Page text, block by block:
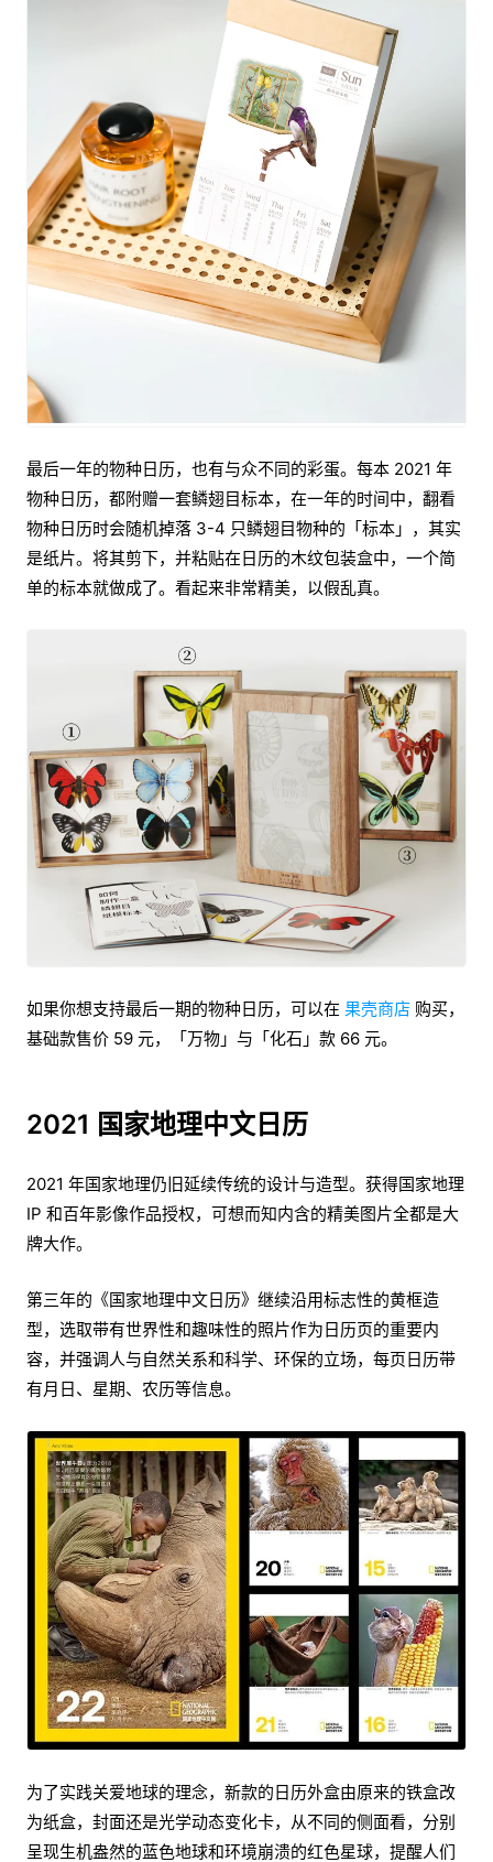
最后一年的物种日历，也有与众不同的彩蛋。每本 2021 年
物种日历，都附赠一套鳞翅目标本，在一年的时间中，翻看
物种日历时会随机掉落 3-4 只鳞翅目物种的「标本」，其实
是纸片。将其剪下，并粘贴在日历的木纹包装盒中，一个简
单的标本就做成了。看起来非常精美，以假乱真。
如果你想支持最后一期的物种日历，可以在 果壳商店 购买，
基础款售价 59 元，「万物」与「化石」款 66 元。
2021 国家地理中文日历
2021 年国家地理仍旧延续传统的设计与造型。获得国家地理
IP 和百年影像作品授权，可想而知内含的精美图片全都是大
牌大作。
第三年的《国家地理中文日历》继续沿用标志性的黄框造
型，选取带有世界性和趣味性的照片作为日历页的重要内
容，并强调人与自然关系和科学、环保的立场，每页日历带
有月日、星期、农历等信息。
为了实践关爱地球的理念，新款的日历外盒由原来的铁盒改
为纸盒，封面还是光学动态变化卡，从不同的侧面看，分别
呈现生机盎然的蓝色地球和环境崩溃的红色星球，提醒人们